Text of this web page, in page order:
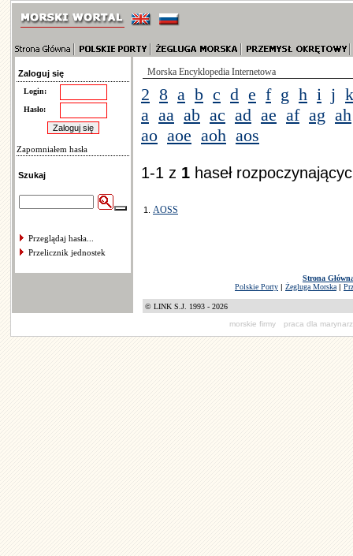
Zaloguj się
Login:
Hasło:
Zapomniałem hasła
Szukaj
Przeglądaj hasła...
Przelicznik jednostek
Morska Encyklopedia Internetowa
2 8 a b c d e f g h i j k
a aa ab ac ad ae af ag ah
ao aoe aoh aos
1-1 z 1 haseł
1. AOSS
Strona
Polskie Porty | Żegluga Morska |
© LINK S.J. 1993 - 2026
morskie firmy
praca dla